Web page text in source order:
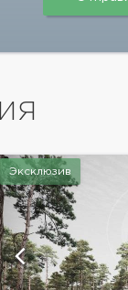
Эксклюзив